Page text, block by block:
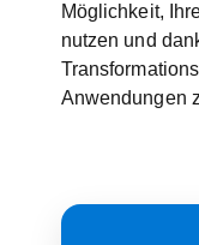
Möglichkeit,
nutzen und
Anwendungen